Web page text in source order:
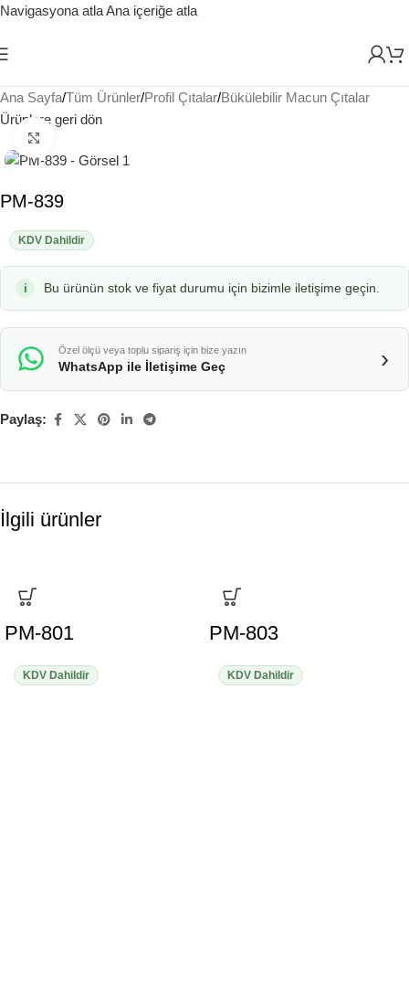
Navigasyona atlaAna içeriğe atla
Ana Sayfa/Tüm Ürünler/Profil Çıtalar/Bükülebilir Macun Çıtalar
Ürünlere geri dön
PM-839
KDV Dahildir
Bu ürünün stok ve fiyat durumu için bizimle iletişime geçin.
Özel ölçü veya toplu sipariş için bize yazın
WhatsApp ile İletişime Geç ›
Paylaş:
İlgili ürünler
PM-801
KDV Dahildir
PM-803
KDV Dahildir